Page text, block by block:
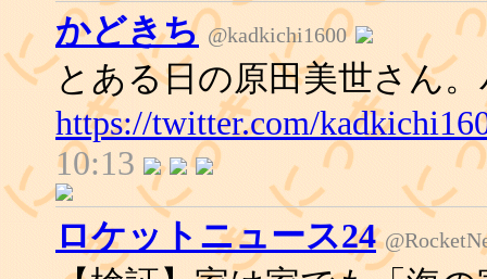
かどきち @kadkichi1600
とある日の原田美世さん
https://twitter.com/
10:13
ロケットニュース24